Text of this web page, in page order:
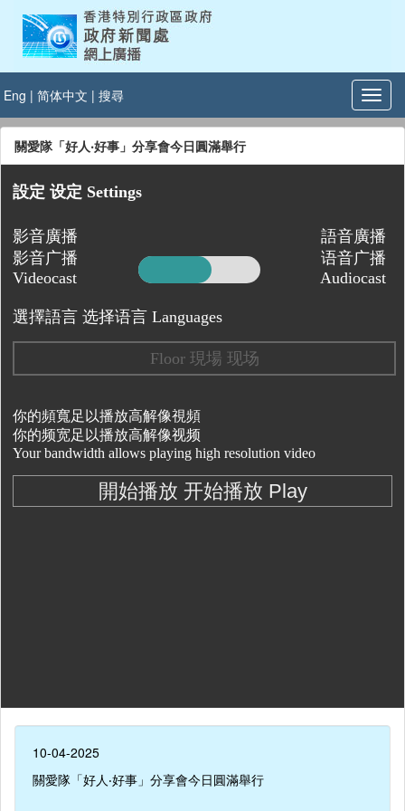
Eng | 简体中文 | 搜尋
關愛隊「好人‧好事」分享會今日圓滿舉行
10-04-2025
關愛隊「好人‧好事」分享會今日圓滿舉行